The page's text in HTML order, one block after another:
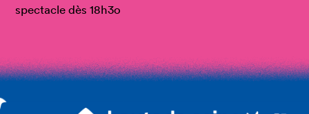
spectacle dès 18h3o